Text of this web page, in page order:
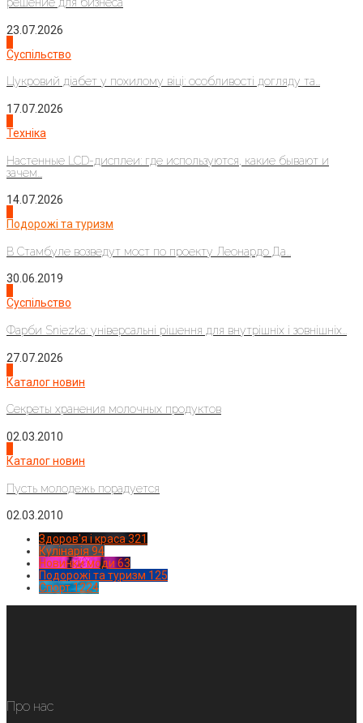
решение для бизнеса
23.07.2026
Суспільство
Цукровий діабет у похилому віці: особливості догляду та...
17.07.2026
Техніка
Настенные LCD-дисплеи: где используются, какие бывают и
зачем...
14.07.2026
Подорожі та туризм
В Стамбуле возведут мост по проекту Леонардо Да...
30.06.2019
Суспільство
Фарби Sniezka: універсальні рішення для внутрішніх і зовнішніх...
27.07.2026
Каталог новин
Секреты хранения молочных продуктов
02.03.2010
Каталог новин
Пусть молодежь порадуется
02.03.2010
Здоров'я і краса 321
Кулінарія 94
Новинки моди 63
Подорожі та туризм 125
Спорт1224
Про нас